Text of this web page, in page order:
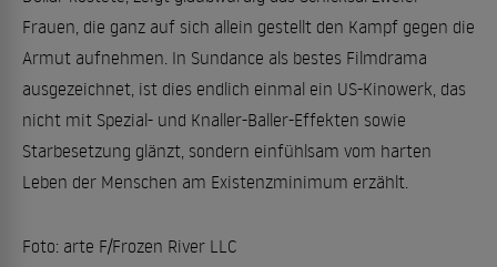
Frauen, die ganz auf sich allein gestellt den Kampf gegen die
Armut aufnehmen. In Sundance als bestes Filmdrama
ausgezeichnet, ist dies endlich einmal ein US-Kinowerk, das
nicht mit Spezial- und Knaller-Baller-Effekten sowie
Starbesetzung glänzt, sondern einfühlsam vom harten
Leben der Menschen am Existenzminimum erzählt.
Foto: arte F/Frozen River LLC